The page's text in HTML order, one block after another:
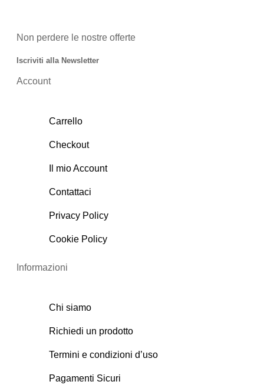
Non perdere le nostre offerte
Iscriviti alla Newsletter
Account
Carrello
Checkout
Il mio Account
Contattaci
Privacy Policy
Cookie Policy
Informazioni
Chi siamo
Richiedi un prodotto
Termini e condizioni d’uso
Pagamenti Sicuri